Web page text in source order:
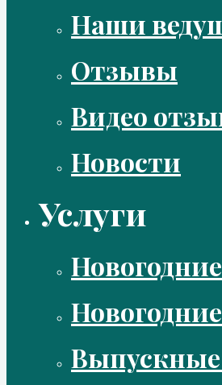
Наши
Отзывы
Видео
Новости
Услуги